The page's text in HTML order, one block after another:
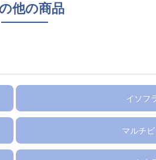
他の商品
イソフ
マルチ